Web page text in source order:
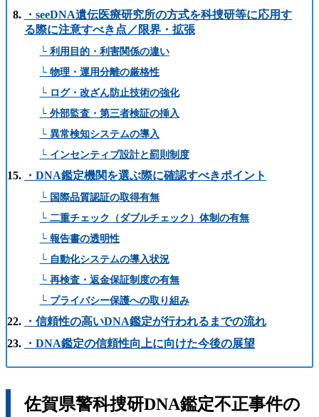
・seeDNA遺伝医療研究所の方式を科捜研等に応用す
る際に注意すべき点／限界・拡張
└ 利用目的・利害関係の違い
└ 物理・運用分離の厳格性
└ ログ・改ざん防止技術の強化
└ 外部監査・第三者検証の挿入
└ 異常検知システムの導入
└ インセンティブ設計と罰則制度
・DNA鑑定機関を選ぶ際に確認すべきポイント
└ 国際品質認証の取得有無
└ 二重チェック（ダブルチェック）体制の有無
└ 報告書の透明性
└ 自動化システムの導入状況
└ 再検査・返金保証制度の有無
└ プライバシー保護への取り組み
・信頼性の高いDNA鑑定が行われるまでの流れ
・DNA鑑定の信頼性向上に向けた今後の展望
佐賀県警科捜研DNA鑑定不正事件の